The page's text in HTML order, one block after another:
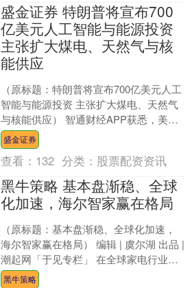
盛金证券 特朗普将宣布700
亿美元人工智能与能源投资
主张扩大煤电、天然气与核
能供应
（原标题：特朗普将宣布700亿美元人工
智能与能源投资 主张扩大煤电、天然气
与核能供应） 智通财经APP获悉，美国
总统特朗普将于本周二在宾夕法尼亚州
匹兹堡郊区宣布....
盛金证券
查看： 132 分类： 股票配资资讯
黑牛策略 基本盘渐稳、全球
化加速，海尔智家赢在格局
（原标题：基本盘渐稳、全球化加速，
海尔智家赢在格局） 编辑 | 虞尔湖 出品 |
潮起网「于见专栏」 在全球家电行业竞
争的激烈棋局中，海尔智家凭借其独特
黑牛策略